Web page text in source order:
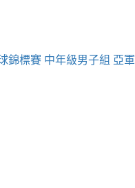
錦標賽 中年級男子組 亞軍